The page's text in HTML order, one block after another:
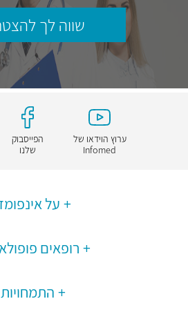
שווה לך
ערוץ הוידאו של
Infomed
הפייסבוק
שלנו
על
רופאים
התמחויות